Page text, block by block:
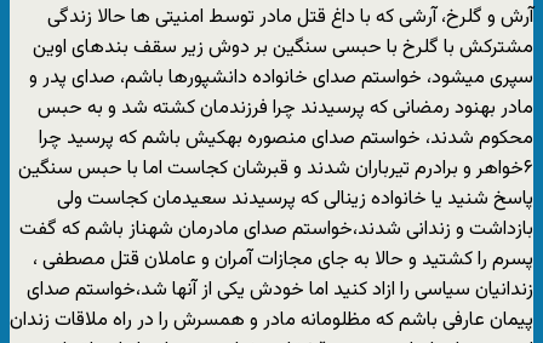
آرش و گلرخ، آرشی که با داغ قتل مادر توسط امنیتی ها حالا زندگی
مشترکش با گلرخ با حبسی سنگین بر دوش زیر سقف بندهای اوین
سپری میشود، خواستم صدای خانواده دانشپورها باشم، صدای پدر و
مادر بهنود رمضانی که پرسیدند چرا فرزندمان کشته شد و به حبس
محکوم شدند، خواستم صدای منصوره بهکیش باشم که پرسید چرا
۶خواهر و برادرم تیرباران شدند و قبرشان کجاست اما با حبس سنگین
پاسخ شنید یا خانواده زینالی که پرسیدند سعیدمان کجاست ولی
بازداشت و زندانی شدند،خواستم صدای مادرمان شهناز باشم که گفت
پسرم را کشتید و حالا به جای مجازات آمران و عاملان قتل مصطفی ،
زندانیان سیاسی را ازاد کنید اما خودش یکی از آنها شد،خواستم صدای
پیمان عارفی باشم که مظلومانه مادر و همسرش را در راه ملاقات زندان